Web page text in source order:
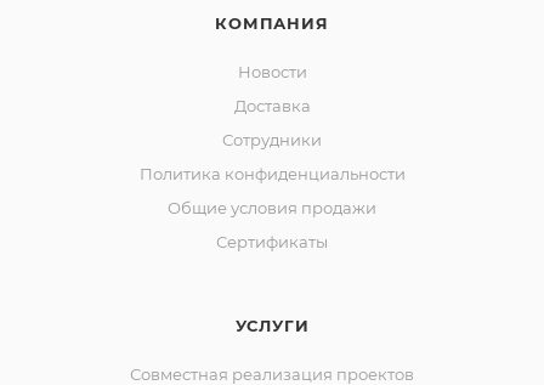
КОМПАНИЯ
Новости
Доставка
Сотрудники
Политика конфиденциальности
Общие условия продажи
Сертификаты
УСЛУГИ
Совместная реализация проектов